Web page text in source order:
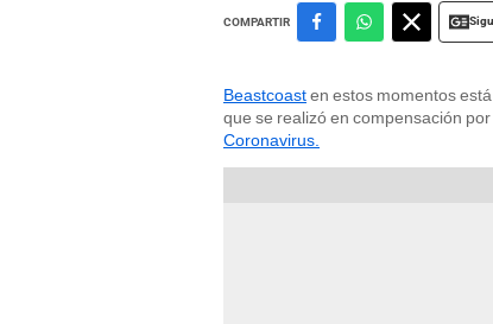
COMPARTIR
Beastcoasten estos momentos
que se realizó en compensación
Coronavirus.